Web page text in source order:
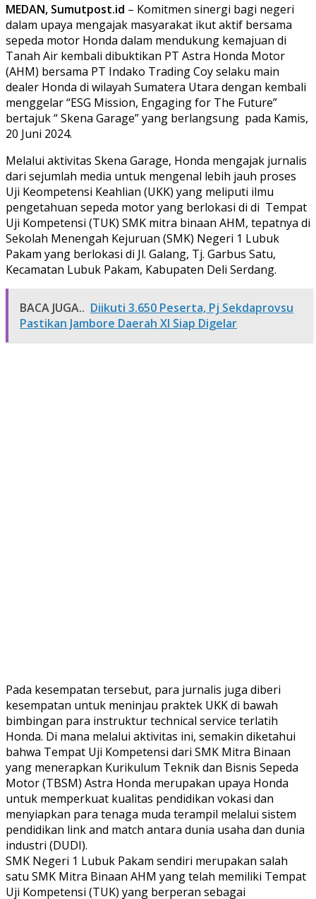
MEDAN, Sumutpost.id – Komitmen sinergi bagi negeri
dalam upaya mengajak masyarakat ikut aktif bersama
sepeda motor Honda dalam mendukung kemajuan di
Tanah Air kembali dibuktikan PT Astra Honda Motor
(AHM) bersama PT Indako Trading Coy selaku main
dealer Honda di wilayah Sumatera Utara dengan kembali
menggelar “ESG Mission, Engaging for The Future”
bertajuk “ Skena Garage” yang berlangsung pada Kamis,
20 Juni 2024.
Melalui aktivitas Skena Garage, Honda mengajak jurnalis
dari sejumlah media untuk mengenal lebih jauh proses
Uji Keompetensi Keahlian (UKK) yang meliputi ilmu
pengetahuan sepeda motor yang berlokasi di di Tempat
Uji Kompetensi (TUK) SMK mitra binaan AHM, tepatnya di
Sekolah Menengah Kejuruan (SMK) Negeri 1 Lubuk
Pakam yang berlokasi di Jl. Galang, Tj. Garbus Satu,
Kecamatan Lubuk Pakam, Kabupaten Deli Serdang.
BACA JUGA.. Diikuti 3.650 Peserta, Pj Sekdaprovsu
Pastikan Jambore Daerah XI Siap Digelar
Pada kesempatan tersebut, para jurnalis juga diberi
kesempatan untuk meninjau praktek UKK di bawah
bimbingan para instruktur technical service terlatih
Honda. Di mana melalui aktivitas ini, semakin diketahui
bahwa Tempat Uji Kompetensi dari SMK Mitra Binaan
yang menerapkan Kurikulum Teknik dan Bisnis Sepeda
Motor (TBSM) Astra Honda merupakan upaya Honda
untuk memperkuat kualitas pendidikan vokasi dan
menyiapkan para tenaga muda terampil melalui sistem
pendidikan link and match antara dunia usaha dan dunia
industri (DUDI).
SMK Negeri 1 Lubuk Pakam sendiri merupakan salah
satu SMK Mitra Binaan AHM yang telah memiliki Tempat
Uji Kompetensi (TUK) yang berperan sebagai